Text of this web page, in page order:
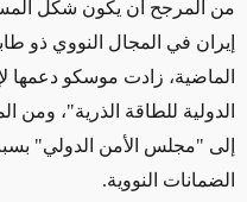
من المرجح أن يكون شكل
إيران في المجال النووي ذو
الماضية، زادت موسكو
الدولية للطاقة الذرية"، ومن
إلى "مجلس الأمن الدولي"
الضمانات النووية.